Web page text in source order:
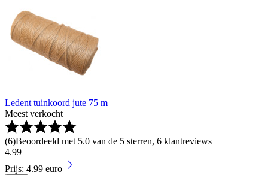
Ledent tuinkoord jute 75 m
Meest verkocht
(6)Beoordeeld met 5.0 van de 5 sterren, 6 klantreviews
4.99
Prijs: 4.99 euro